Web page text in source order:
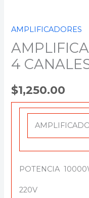
AMPLIFICADORES
4
$1,250.00
POTENCIA
220V